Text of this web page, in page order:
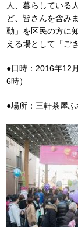
人、暮らしている
ど、皆さんを含み
動」を区民の方に
える場として「ご
●日時：2016年12
6時）
●場所：三軒茶屋ふ